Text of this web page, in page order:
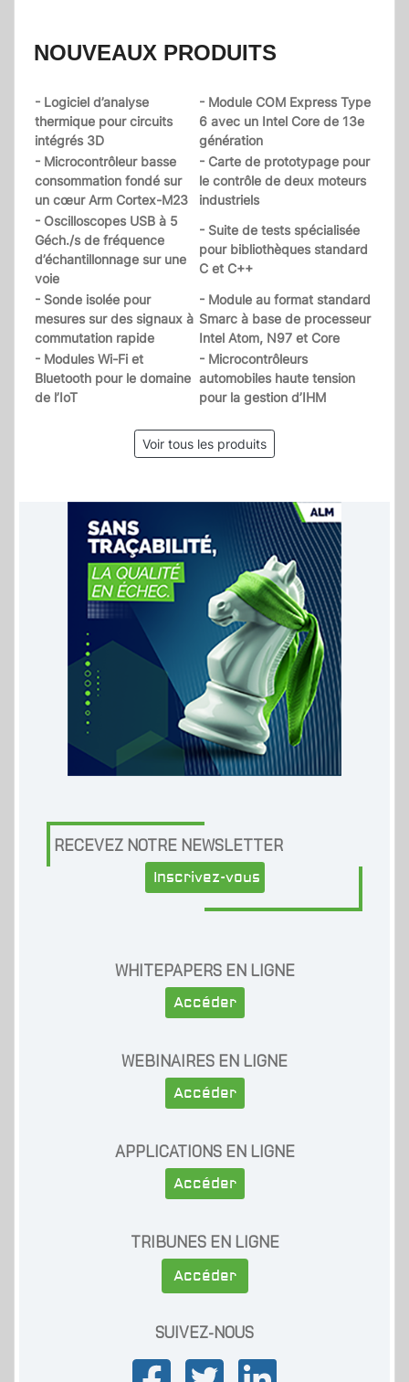
NOUVEAUX PRODUITS
- Logiciel d’analyse
thermique pour circuits
intégrés 3D
- Module COM Express Type
6 avec un Intel Core de 13e
génération
- Microcontrôleur basse
consommation fondé sur
un cœur Arm Cortex-M23
- Carte de prototypage pour
le contrôle de deux moteurs
industriels
- Oscilloscopes USB à 5
Géch./s de fréquence
d’échantillonnage sur une
voie
- Suite de tests spécialisée
pour bibliothèques standard
C et C++
- Sonde isolée pour
mesures sur des signaux à
commutation rapide
- Module au format standard
Smarc à base de processeur
Intel Atom, N97 et Core
- Modules Wi-Fi et
Bluetooth pour le domaine
de l’IoT
- Microcontrôleurs
automobiles haute tension
pour la gestion d’IHM
Voir tous les produits
RECEVEZ NOTRE NEWSLETTER
Inscrivez-vous
WHITEPAPERS EN LIGNE
Accéder
WEBINAIRES EN LIGNE
Accéder
APPLICATIONS EN LIGNE
Accéder
TRIBUNES EN LIGNE
Accéder
SUIVEZ-NOUS